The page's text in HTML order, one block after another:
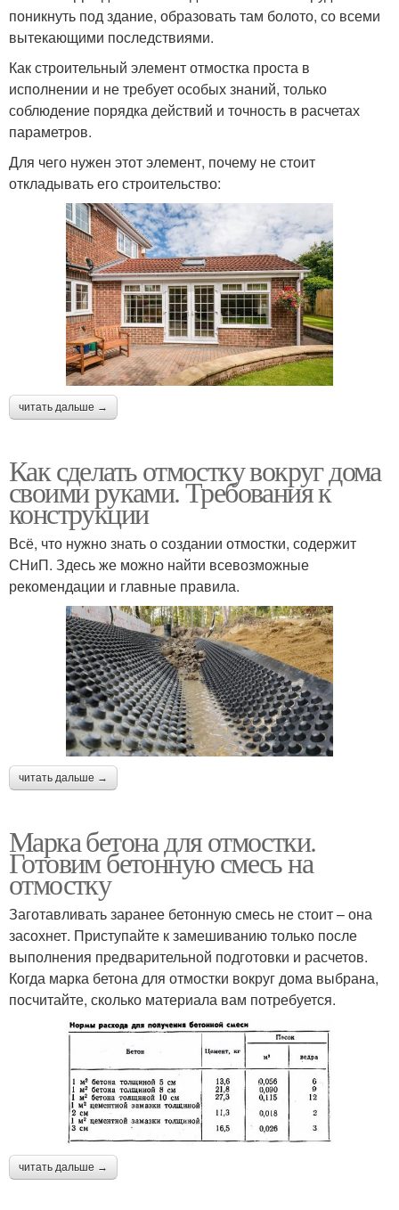
поникнуть под здание, образовать там болото, со всеми
вытекающими последствиями.
Как строительный элемент отмостка проста в
исполнении и не требует особых знаний, только
соблюдение порядка действий и точность в расчетах
параметров.
Для чего нужен этот элемент, почему не стоит
откладывать его строительство:
читать дальше →
Как сделать отмостку вокруг дома
своими руками. Требования к
конструкции
Всё, что нужно знать о создании отмостки, содержит
СНиП. Здесь же можно найти всевозможные
рекомендации и главные правила.
читать дальше →
Марка бетона для отмостки.
Готовим бетонную смесь на
отмостку
Заготавливать заранее бетонную смесь не стоит – она
засохнет. Приступайте к замешиванию только после
выполнения предварительной подготовки и расчетов.
Когда марка бетона для отмостки вокруг дома выбрана,
посчитайте, сколько материала вам потребуется.
читать дальше →